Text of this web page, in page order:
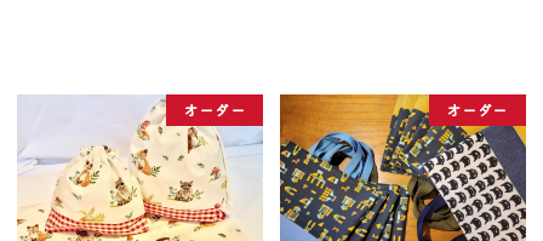
オーダー オーダー